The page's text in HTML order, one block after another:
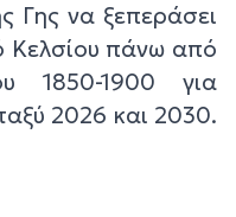
Γης να ξεπεράσει
Κελσίου πάνω από
1850-1900 για
2026 και 2030.